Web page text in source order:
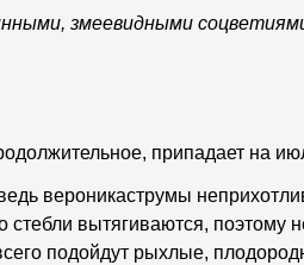
змеевидными
припадает на
вероникаструмы
вытягиваются, поэтому
подойдут рыхлые,